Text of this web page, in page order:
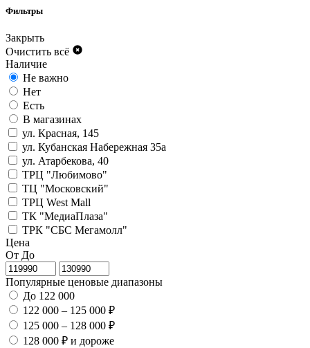
Фильтры
Закрыть
Очистить всё
Наличие
Не важно
Нет
Есть
В магазинах
ул. Красная, 145
ул. Кубанская Набережная 35а
ул. Атарбекова, 40
ТРЦ "Любимово"
ТЦ "Московский"
ТРЦ West Mall
ТК "МедиаПлаза"
ТРК "СБС Мегамолл"
Цена
От До
Популярные ценовые диапазоны
До 122 000
122 000 – 125 000 ₽
125 000 – 128 000 ₽
128 000 ₽ и дороже